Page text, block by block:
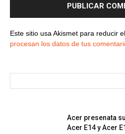
Este sitio usa Akismet para reducir
procesan los datos de tus
Acer presenata
Acer E14 y Acer